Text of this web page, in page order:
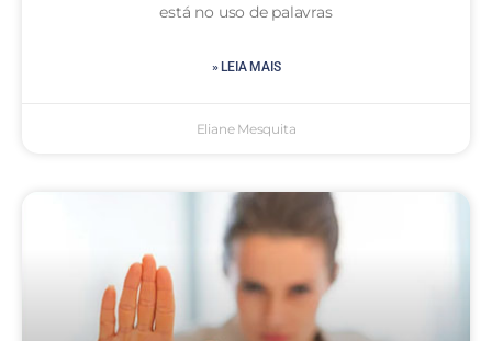
está no uso de palavras
» LEIA MAIS
Eliane Mesquita